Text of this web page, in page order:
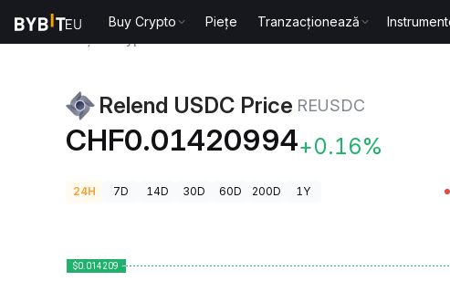
Buy Crypto Piețe Tranzacționează
Relend USDC Price REUSDC
CHF0.01420994+0.16%
24H 7D 14D 30D 60D 200D 1Y